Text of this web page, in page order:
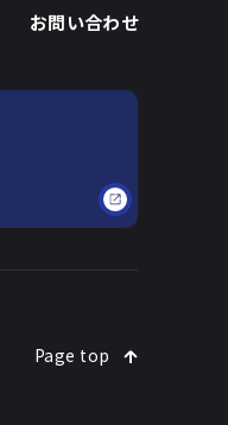
お問い合わせ
Page top